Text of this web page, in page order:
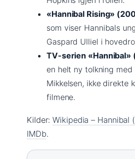
«Hannibal Rising»
som viser Hannibals
Gaspard Ulliel i
TV-serien «Hannibal»
en helt ny tolkning med
Mikkelsen, ikke direkte
filmene.
Kilder:Wikipedia – Hannibal
IMDb.